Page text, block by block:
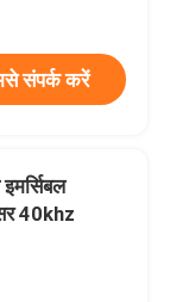
संपर्क करें
40khz